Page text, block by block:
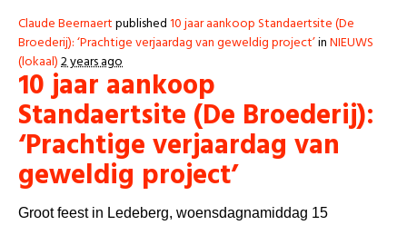
Claude Beernaertpublished10 jaar aankoop Standaertsite (De
Broederij): ‘Prachtige verjaardag van geweldig project’inNIEUWS
(lokaal)2 years ago
10 jaar aankoop
Standaertsite (De Broederij):
‘Prachtige verjaardag van
geweldig project’
Groot feest in Ledeberg, woensdagnamiddag 15